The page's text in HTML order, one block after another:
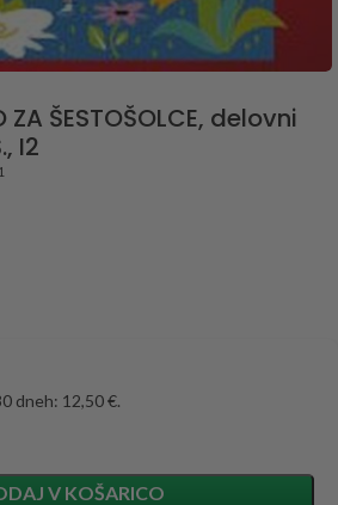
ZA ŠESTOŠOLCE, delovni
I2
dneh: 12,50 €.
V KOŠARICO